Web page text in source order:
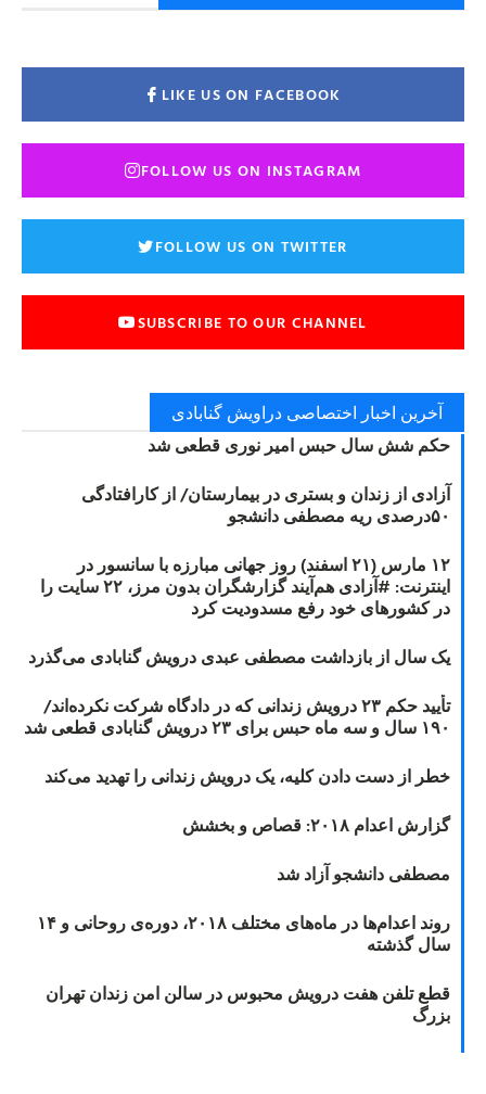
LIKE US ON FACEBOOK
FOLLOW US ON INSTAGRAM
FOLLOW US ON TWITTER
SUBSCRIBE TO OUR CHANNEL
آخرین اخبار اختصاصی دراویش گنابادی
حکم شش سال حبس امیر نوری قطعی شد
آزادی از زندان و بستری در بیمارستان/ از کارافتادگی
۵۰درصدی ریه مصطفی دانشجو
۱۲ مارس (۲۱ اسفند) روز جهانی مبارزه با سانسور در
اینترنت: #آزادی هم‌آیند گزارشگران‌ بدون مرز، ۲۲ سایت را
در کشورهای خود رفع مسدودیت کرد
یک سال از بازداشت مصطفی عبدی درویش گنابادی می‌گذرد
تأیید حکم ۲۳ درویش زندانی که در دادگاه شرکت نکرده‌اند/
۱۹۰ سال و سه ماه حبس برای ۲۳ درویش گنابادی قطعی شد
خطر از دست دادن کلیه، یک درویش زندانی را تهدید می‌کند
گزارش اعدام ۲۰۱۸: قصاص و بخشش
مصطفی دانشجو آزاد شد
روند اعدام‌ها در ماه‌های مختلف ۲۰۱۸، دوره‌ی روحانی و ۱۴
سال گذشته
قطع تلفن هفت درویش محبوس در سالن امن زندان تهران
بزرگ